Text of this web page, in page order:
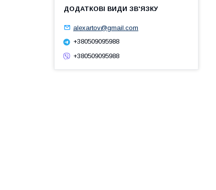
alexartov@gmail.com
+380509095988
+380509095988